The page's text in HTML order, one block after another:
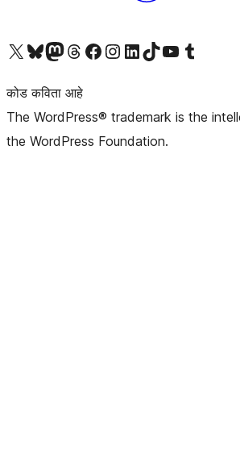
आमच्या X (एक्स) (पूर्वीचे ट्विटर) खात्याला भेट द्या आमच्या ब्लूस्की खात्याला भेट द्या.आमच्या Mastodon खात्याला भेट द्या.आमच्या थ्रेड्स खात्याला भेट द्या. आमच्या फेसबुक पेजला भेट द्या आमच्या इंस्टाग्राम खात्याला भेट द्या आमच्या लिंक्डइन खात्याला भेट द्या आमच्या टिकटॉक अकाउंटला भेट द्या.आमच्या यूट्यूब चॅनेलला भेट द्या आमच्या टंबलर खात्याला भेट द्या.
कोड कविता आहे
The WordPress® trademark is the
the WordPress Foundation.